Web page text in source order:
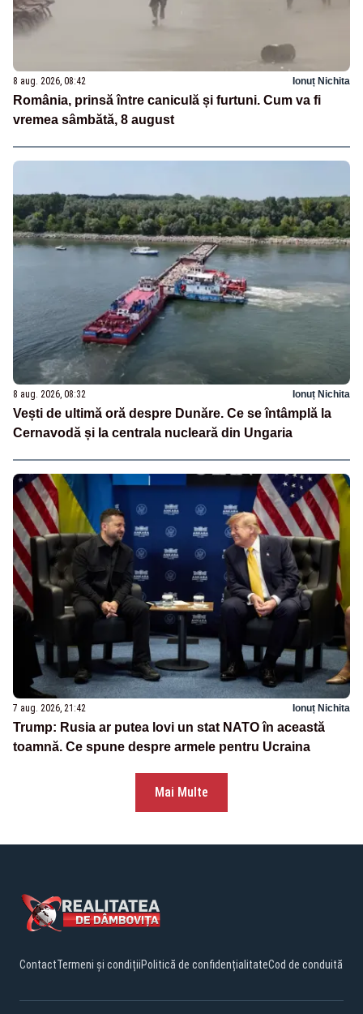
8 aug. 2026, 08:42 Ionuț Nichita
România, prinsă între caniculă și furtuni. Cum va fi
vremea sâmbătă, 8 august
8 aug. 2026, 08:32 Ionuț Nichita
Vești de ultimă oră despre Dunăre. Ce se întâmplă la
Cernavodă și la centrala nucleară din Ungaria
7 aug. 2026, 21:42 Ionuț Nichita
Trump: Rusia ar putea lovi un stat NATO în această
toamnă. Ce spune despre armele pentru Ucraina
Mai Multe
ContactTermeni și condițiiPolitică de confidențialitateCod de conduită